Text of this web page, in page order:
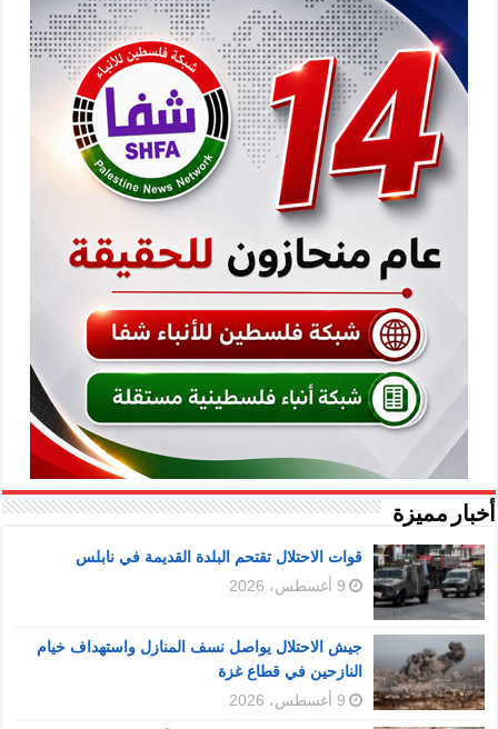
أخبار مميزة
قوات الاحتلال تقتحم البلدة القديمة في نابلس
9 أغسطس، 2026
جيش الاحتلال يواصل نسف المنازل واستهداف خيام
النازحين في قطاع غزة
9 أغسطس، 2026